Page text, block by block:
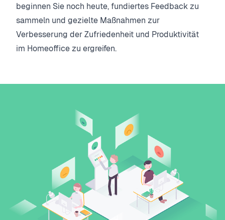
beginnen Sie noch heute, fundiertes Feedback zu
sammeln und gezielte Maßnahmen zur
Verbesserung der Zufriedenheit und Produktivität
im Homeoffice zu ergreifen.